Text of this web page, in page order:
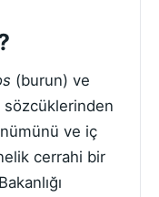
(burun) ve
ve iç
cerrahi bir